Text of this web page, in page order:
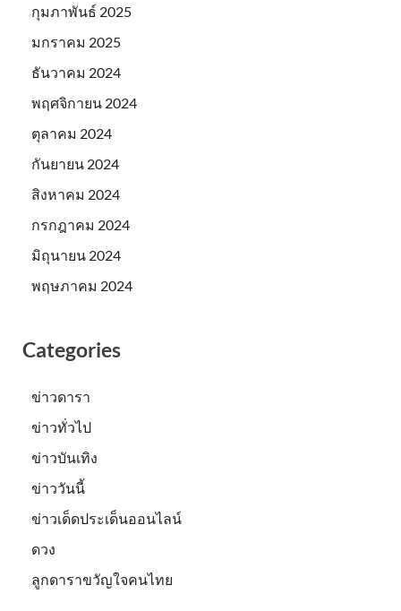
กุมภาพันธ์ 2025
มกราคม 2025
ธันวาคม 2024
พฤศจิกายน 2024
ตุลาคม 2024
กันยายน 2024
สิงหาคม 2024
กรกฎาคม 2024
มิถุนายน 2024
พฤษภาคม 2024
Categories
ข่าวดารา
ข่าวทั่วไป
ข่าวบันเทิง
ข่าววันนี้
ข่าวเด็ดประเด็นออนไลน์
ดวง
ลูกดาราขวัญใจคนไทย